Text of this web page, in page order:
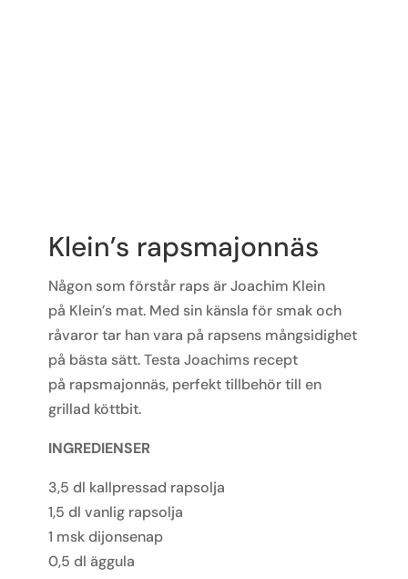
Klein’s rapsmajonnäs
Någon som förstår raps är Joachim Klein
på Klein’s mat. Med sin känsla för smak och
råvaror tar han vara på rapsens mångsidighet
på bästa sätt. Testa Joachims recept
på rapsmajonnäs, perfekt tillbehör till en
grillad köttbit.
INGREDIENSER
3,5 dl kallpressad rapsolja
1,5 dl vanlig rapsolja
1 msk dijonsenap
0,5 dl äggula